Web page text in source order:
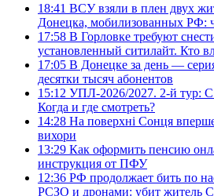
18:41 ВСУ взяли в плен двух
Донецка, мобилизованных РФ:
17:58 В Горловке требуют
установленный ситилайт. Кто
17:05 В Донецке за день —
десятки тысяч абонентов
15:12 УПЛ-2026/2027. 2-й тур: С
Когда и где смотреть?
14:28 На поверхні Сонця
вихори
13:29 Как оформить пенсию
инструкция от ПФУ
12:36 РФ продолжает бить по
РСЗО и дронами: убит житель